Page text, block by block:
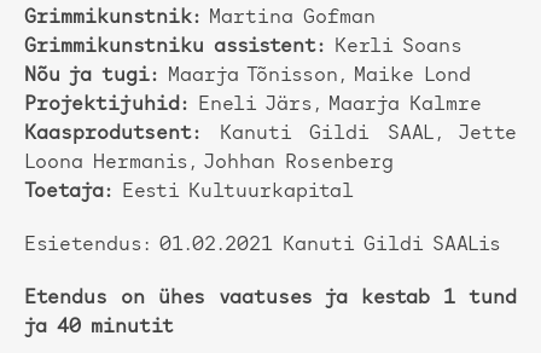
Grimmikunstnik:
Martina Gofman
Grimmikunstniku assistent: Kerli Soans
Nõu ja tugi: Maarja Tõnisson, Maike Lond
Projektijuhid: Eneli Järs, Maarja Kalmre
Kaasprodutsent: Kanuti Gildi SAAL, Jette
Loona Hermanis, Johhan Rosenberg
Toetaja: Eesti Kultuurkapital
Esietendus: 01.02.2021 Kanuti Gildi SAALis
Etendus on ühes vaatuses ja kestab 1 tund
ja 40 minutit